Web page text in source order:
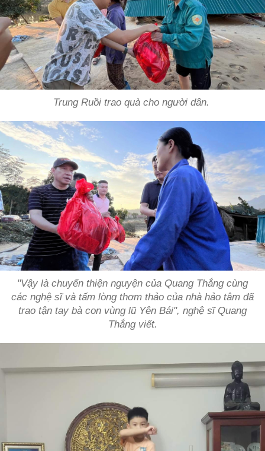
Trung Ruồi trao quà cho người dân.
"Vậy là chuyến thiện nguyện của Quang Thắng cùng
các nghệ sĩ và tấm lòng thơm thảo của nhà hảo tâm đã
trao tận tay bà con vùng lũ Yên Bái", nghệ sĩ Quang
Thắng viết.